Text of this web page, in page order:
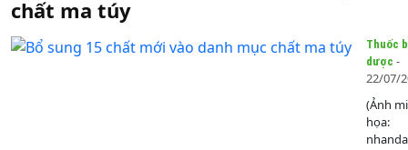
chất ma túy
Thuốc
dược -
22/07/
(Ảnh
họa: